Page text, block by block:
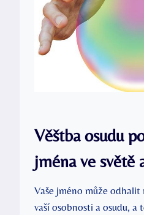
Věštba osudu
jména ve světě
Vaše jméno může
vaší osobnosti a osudu, a